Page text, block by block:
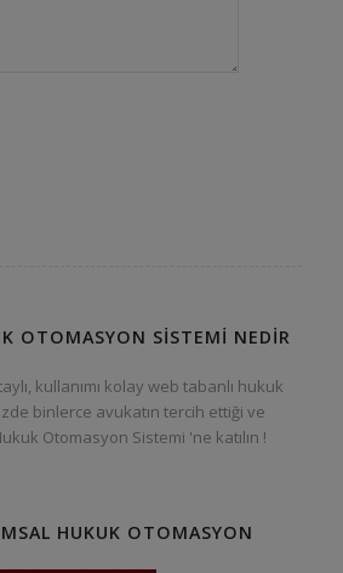
OTOMASYON SISTEMI NEDIR
kullanımı kolay web tabanlı hukuk
binlerce avukatın tercih ettiği ve
Otomasyon Sistemi 'ne katılın !
HUKUK OTOMASYON